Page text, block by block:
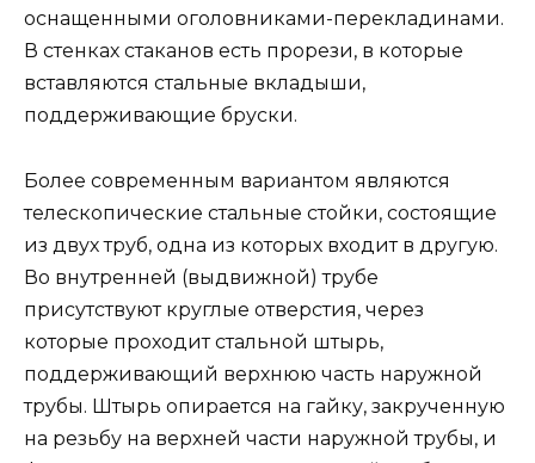
оснащенными оголовниками-перекладинами.
В стенках стаканов есть прорези, в которые
вставляются стальные вкладыши,
поддерживающие бруски.
Более современным вариантом являются
телескопические стальные стойки, состоящие
из двух труб, одна из которых входит в другую.
Во внутренней (выдвижной) трубе
присутствуют круглые отверстия, через
которые проходит стальной штырь,
поддерживающий верхнюю часть наружной
трубы. Штырь опирается на гайку, закрученную
на резьбу на верхней части наружной трубы, и